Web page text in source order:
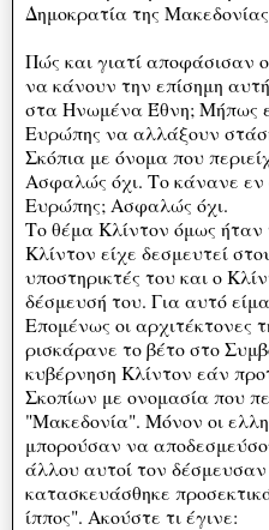
Δημοκρατία της
Πώς και γιατί αποφάσισαν
να κάνουν την επίσημη
στα Ηνωμένα Έθνη; Μήπως
Ευρώπης να αλλάξουν
Σκόπια με όνομα που
Ασφαλώς όχι. Το κάνανε εν
Ευρώπης; Ασφαλώς όχι.
Το θέμα Κλίντον όμως
Κλίντον είχε δεσμευτεί
υποστηρικτές του και ο
δέσμευσή του. Για αυτό
Επομένως οι αρχιτέκτονες
ρισκάρανε το βέτο στο
κυβέρνηση Κλίντον εάν
Σκοπίων με ονομασία που
"Μακεδονία". Μόνον οι
μπορούσαν να
άλλου αυτοί τον
κατασκευάσθηκε
ίππος". Ακούστε τι έγινε: